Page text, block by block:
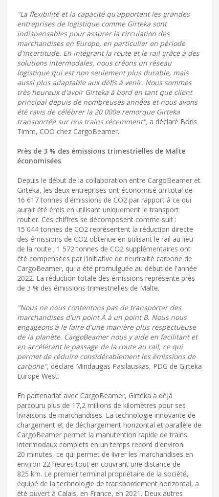
"La flexibilité et la capacité qu'apportent les grandes
entreprises de logistique comme Girteka sont
indispensables pour assurer la circulation des
marchandises en Europe, en particulier en période
d'incertitude. En intégrant la route et le rail grâce à des
solutions intermodales, nous créons un réseau
logistique qui est non seulement plus durable, mais
aussi plus adaptable aux défis à venir. Nous sommes
très heureux d'avoir Girteka à bord en tant que client
principal depuis de nombreuses années et nous avons
été ravis de célébrer la 20 000e remorque Girteka
transportée sur nos trains récemment", a déclaré Boris
Timm, COO chez CargoBeamer.
Près de 3 % des émissions trimestrielles de Malte
économisées
Depuis le début de la collaboration entre CargoBeamer et
Girteka, les deux entreprises ont économisé un total de
16 617 tonnes d'émissions de CO2 par rapport à ce qui
aurait été émis en utilisant uniquement le transport
routier. Ces chiffres se décomposent comme suit :
15 044 tonnes de CO2 représentent la réduction directe
des émissions de CO2 obtenue en utilisant le rail au lieu
de la route ; 1 572 tonnes de CO2 supplémentaires ont
été compensées par l'initiative de neutralité carbone de
CargoBeamer, qui a été promulguée au début de l'année
2022. La réduction totale des émissions représente près
de 3 % des émissions trimestrielles de Malte.
"Nous ne nous contentons pas de transporter des
marchandises d'un point A à un point B. Nous nous
engageons à le faire d'une manière plus respectueuse
de la planète. CargoBeamer nous y aide en facilitant et
en accélérant le passage de la route au rail, ce qui
permet de réduire considérablement les émissions de
carbone", déclare Mindaugas Pasilauskas, PDG de Girteka
Europe West.
En partenariat avec CargoBeamer, Girteka a déjà
parcouru plus de 17,2 millions de kilomètres pour ses
livraisons de marchandises. La technologie innovante de
chargement et de déchargement horizontal et parallèle de
CargoBeamer permet la manutention rapide de trains
intermodaux complets en un temps record d'environ
20 minutes, ce qui permet de livrer les marchandises en
environ 22 heures tout en couvrant une distance de
825 km. Le premier terminal propriétaire de la société,
équipé de la technologie de transbordement horizontal, a
été ouvert à Calais, en France, en 2021. Deux autres